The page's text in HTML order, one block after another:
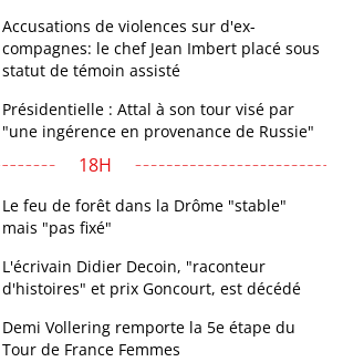
Accusations de violences sur d'ex-
compagnes: le chef Jean Imbert placé sous
statut de témoin assisté
Présidentielle : Attal à son tour visé par
"une ingérence en provenance de Russie"
18H
Le feu de forêt dans la Drôme "stable"
mais "pas fixé"
L'écrivain Didier Decoin, "raconteur
d'histoires" et prix Goncourt, est décédé
Demi Vollering remporte la 5e étape du
Tour de France Femmes